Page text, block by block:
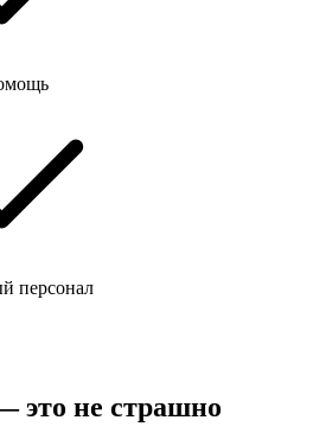
персонал
не страшно